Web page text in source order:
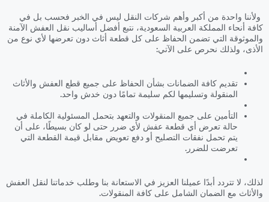
ولأننا واحدة من أكبر وأهم شركات النقل ليس في الخبر فحسب بل في
كافة أنحاء المملكة العربية السعودية، نتبع أفضل أساليب نقل العفش الآمنة
والموثوقة التي تضمن الحفاظ على كل قطعة أثاث دون تعرضها لأي نوع من
الأذى، ولذلك نحرص على الآتي:
تقديم كافة الضمانات بشأن الحفاظ على جميع قطع العفش والأثاث
المنقولة وتسليمها لكم سليمة تمامًا دون خدش واحد.
التأمين على جميع المنقولات والتعهد بتحمل المسئولية الكاملة في
حالة تعرض أي قطعة عفش لأي ضرر حتى لو كان بسيطًا، على أن
يتم تحمل نفقات التصليح أو دفع تعويض مقابل قيمة القطعة التي
تعرضت للضرر.
لذلك، لا تتردد أبدًا عميلنا العزيز في الاستعانة بنا وطلب خدماتنا لنقل العفش
والأثاث مع الضمان الشامل على كافة المنقولات.